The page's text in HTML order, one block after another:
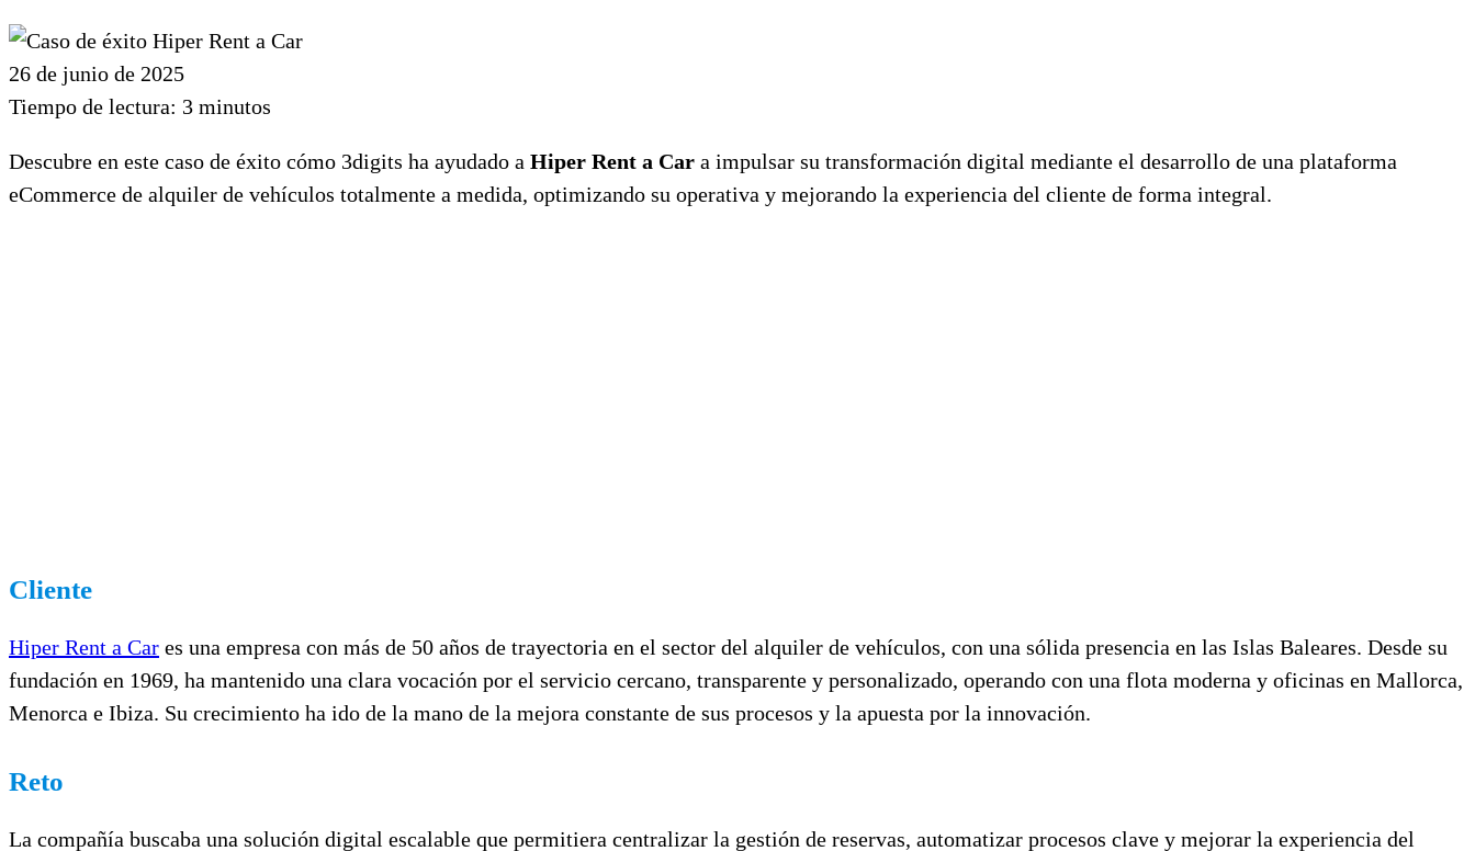
26 de junio de 2025
Tiempo de lectura: 3 minutos
Descubre en este caso de éxito cómo 3digits ha ayudado a Hiper Rent a Car a impulsar su transformación digital mediante el desarrollo de una plataforma
eCommerce de alquiler de vehículos totalmente a medida, optimizando su operativa y mejorando la experiencia del cliente de forma integral.
Cliente
Hiper Rent a Car es una empresa con más de 50 años de trayectoria en el sector del alquiler de vehículos, con una sólida presencia en las Islas Baleares. Desde su
fundación en 1969, ha mantenido una clara vocación por el servicio cercano, transparente y personalizado, operando con una flota moderna y oficinas en Mallorca,
Menorca e Ibiza. Su crecimiento ha ido de la mano de la mejora constante de sus procesos y la apuesta por la innovación.
Reto
La compañía buscaba una solución digital escalable que permitiera centralizar la gestión de reservas, automatizar procesos clave y mejorar la experiencia del